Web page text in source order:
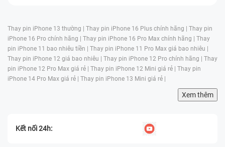
Thay pin iPhone 13 thường | Thay pin iPhone 16 Plus chính hãng | Thay pin
iPhone 16 Pro chính hãng | Thay pin iPhone 16 Pro Max chính hãng | Thay
pin iPhone 11 bao nhiêu tiền | Thay pin iPhone 11 Pro Max giá bao nhiêu |
Thay pin iPhone 12 giá bao nhiêu | Thay pin iPhone 12 Pro chính hãng | Thay
pin iPhone 12 Pro Max giá rẻ | Thay pin iPhone 12 Mini giá rẻ | Thay pin
iPhone 14 Pro Max giá rẻ | Thay pin iPhone 13 Mini giá rẻ |
Xem thêm
Kết nối 24h: